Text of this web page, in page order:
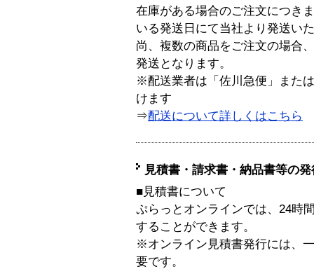
在庫がある場合のご注文につき
いる発送日にて当社より発送い
尚、複数の商品をご注文の場合
発送となります。
※配送業者は「佐川急便」また
けます
⇒配送について詳しくはこちら
見積書・請求書・納品書等の
■見積書について
ぷらっとオンラインでは、24時
することができます。
※オンライン見積書発行には、
要です。